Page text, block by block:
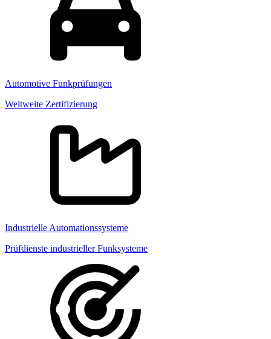
Automotive Funkprüfungen
Weltweite Zertifizierung
Industrielle Automationssysteme
Prüfdienste industrieller Funksysteme